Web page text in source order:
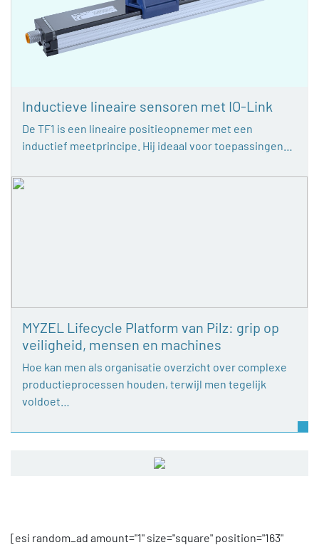
Inductieve lineaire sensoren met IO-Link
De TF1 is een lineaire positieopnemer met een
inductief meetprincipe. Hij ideaal voor toepassingen…
MYZEL Lifecycle Platform van Pilz: grip op
veiligheid, mensen en machines
Hoe kan men als organisatie overzicht over complexe
productieprocessen houden, terwijl men tegelijk
voldoet…
[esi random_ad amount="1" size="square" position="163"